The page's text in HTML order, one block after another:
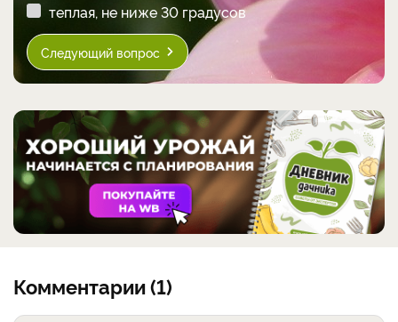
теплая, не ниже 30 градусов
Следующий вопрос
Комментарии (1)